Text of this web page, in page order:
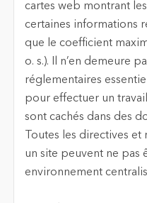
cartes web montrant
certaines informations
que le coefficient
o. s.). Il n’en demeure
réglementaires
pour effectuer un
sont cachés dans des
Toutes les directives
un site peuvent ne pas
environnement